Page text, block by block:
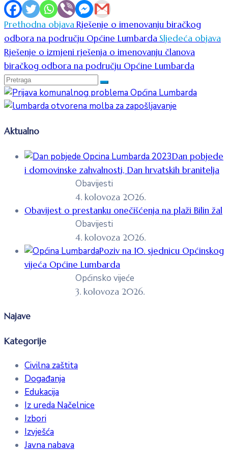
Prethodna objavaRješenje o imenovanju biračkog
odbora na području Općine LumbardaSljedeća objava
Rješenje o izmjeni rješenja o imenovanju članova
biračkog odbora na području Općine Lumbarda
Aktualno
Dan pobjede
i domovinske zahvalnosti, Dan hrvatskih branitelja
Obavijesti
4. kolovoza 2026.
Obavijest o prestanku onečišćenja na plaži Bilin žal
Obavijesti
4. kolovoza 2026.
Poziv na 10. sjednicu Općinskog
vijeća Općine Lumbarda
Općinsko vijeće
3. kolovoza 2026.
Najave
Kategorije
Civilna zaštita
Događanja
Edukacija
Iz ureda Načelnice
Izbori
Izvješća
Javna nabava